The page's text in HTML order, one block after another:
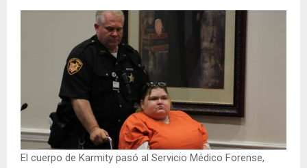
El cuerpo de Karmity pasó al Servicio Médico Forense,